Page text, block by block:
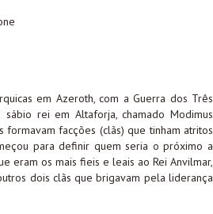
em Azeroth, com a Guerra dos Três
rei em Altaforja, chamado Modimus
formavam facções (clãs) que tinham atritos
para definir quem seria o próximo a
eram os mais fieis e leais ao Rei Anvilmar,
dois clãs que brigavam pela liderança